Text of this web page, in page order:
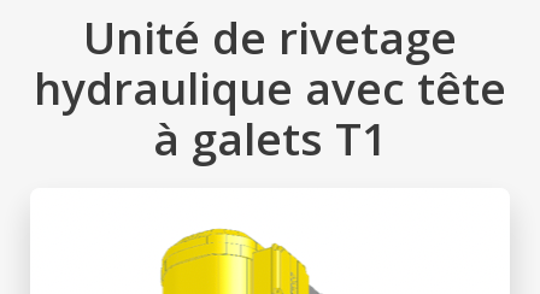
Unité de rivetage
hydraulique avec tête
à galets T1